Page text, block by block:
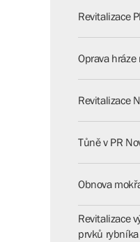
Revitalizace
Oprava hráze
Revitalizace
Tůně v PR
Obnova
Revitalizace
prvků rybníka